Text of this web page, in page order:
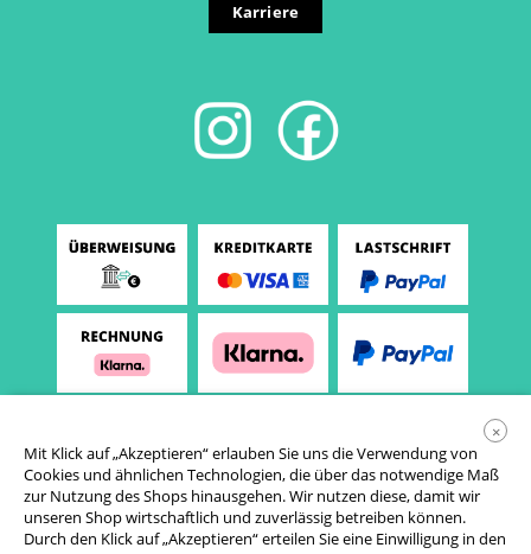
Karriere
×
Mit Klick auf „Akzeptieren“ erlauben Sie uns die Verwendung von
Cookies und ähnlichen Technologien, die über das notwendige Maß
zur Nutzung des Shops hinausgehen. Wir nutzen diese, damit wir
unseren Shop wirtschaftlich und zuverlässig betreiben können.
Durch den Klick auf „Akzeptieren“ erteilen Sie eine Einwilligung in den